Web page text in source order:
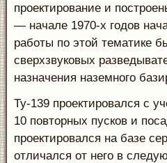
проектирование и
— начале 1970-х годов
работы по этой тематике
сверхзвуковых
назначения наземного
Ту-139 проектировался с
10 повторных пусков и
проектировался на базе
отличался от него в